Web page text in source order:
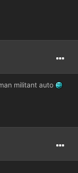
militant auto